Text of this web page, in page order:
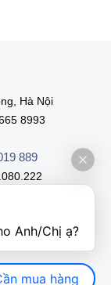
Hà Nội
8993
889
mua hàng